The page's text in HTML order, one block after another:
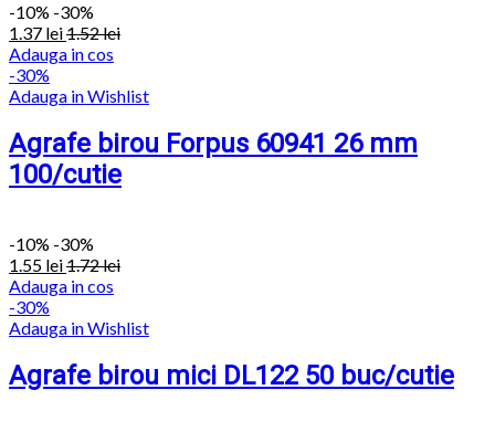
-10% -30%
1.37 lei1.52lei
Adauga in cos
-30%
Adauga in Wishlist
Agrafe birou Forpus 60941 26 mm
100/cutie
-10% -30%
1.55 lei1.72lei
Adauga in cos
-30%
Adauga in Wishlist
Agrafe birou mici DL122 50 buc/cutie